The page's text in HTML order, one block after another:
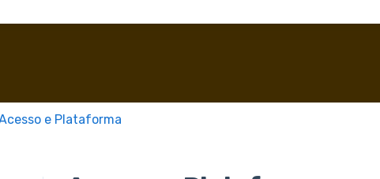
e Plataforma